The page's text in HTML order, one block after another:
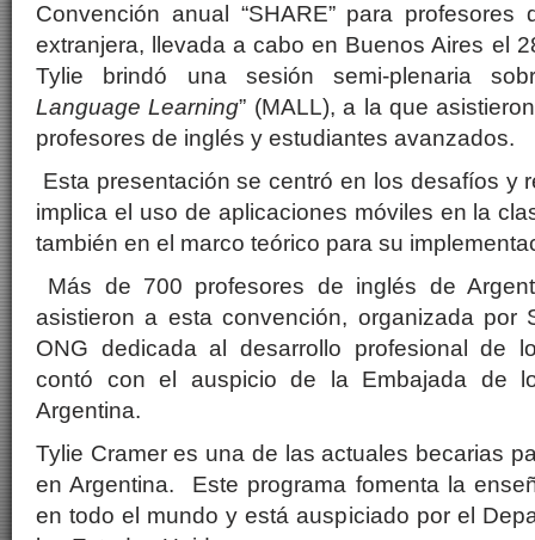
Convención anual “SHARE” para
extranjera, llevada a cabo en Buenos Aires el
Tylie brindó una sesión semi-plenaria
Language Learning” (MALL), a la que
profesores de inglés y estudiantes avanzados.
Esta presentación se centró en los desafíos y
implica el uso de aplicaciones móviles en la
también en el marco teórico para su
Más de 700 profesores de inglés de
asistieron a esta convención, organizada por
ONG dedicada al desarrollo profesional de
contó con el auspicio de la Embajada de
Argentina.
Tylie Cramer es una de las actuales becarias
en Argentina. Este programa fomenta la
en todo el mundo y está auspiciado por el